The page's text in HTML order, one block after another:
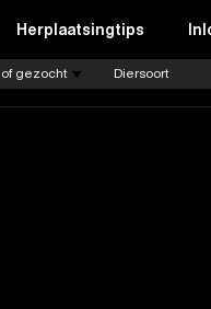
Herplaatsingtips